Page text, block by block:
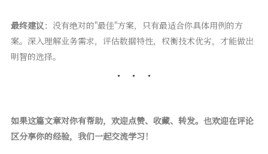
最终建议：没有绝对的"最佳"方案，只有最适合你具体用例的方
案。深入理解业务需求，评估数据特性，权衡技术优劣，才能做出
明智的选择。
如果这篇文章对你有帮助，欢迎点赞、收藏、转发。也欢迎在评论
区分享你的经验，我们一起交流学习！